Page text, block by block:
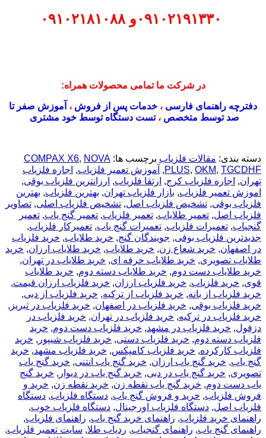
۰۹۱۰۲۱۹۱۳۳۰ و ۰۹۱۰۲۱۸۱۰۸۸
در شرکت ما تمامی محصولات همراه:
دفترچه راهنمای فارسی ، خدمات پس از فروش ، آموزش صفر تا
صد توسط متخصص ،تست دستگاه توسط خود مشتری
دسته بندی: مقالات فلزیاب برچسب ها: COMPAX X6, NOVA
PLUS, OKM, TGCDHF
, آموزش تعمیر فلزیاب, اجاره فلزیاب
تهران, اجاره فلزیاب کرج, ارتقا فلزیاب, ارزانترین فلزیاب بوقی,
اموزش تعمیر فلزیاب, بازار فلزیاب تهران, بهترین فلزیاب, بهترین
فلزیاب بوقی, تشخیص فلزیاب اصل, تشخیص فلزیاب اصلی, تصاویر
فلزیاب اصل, تعمیر طلایاب, تعمیر فلزیاب, تعمیر گنج یاب, تعمیر
گنجیاب, تعمیرات فلزیاب, تعمیرات گنج یاب, تعمیرکار فلزیاب,
جدیدترین فلزیاب بوقی, جویندگان گنج, خريد طلاياب, خريد فلزياب
در اصفهان, خرید شعاع زن, خرید طلایاب, خرید طلایاب ارزان, خرید
طلایاب تصویری, خرید طلایاب حرفه ای, خرید طلایاب در تهران,
خرید طلایاب دست دوم, خرید طلایاب دسته دوم, خرید طلایاب
قوی, خرید فلزیاب, خرید فلزیاب ارزان, خرید فلزیاب ارزان قیمت,
خرید فلزیاب از بانه, خرید فلزیاب از ترکیه, خرید فلزیاب از دبی,
خرید فلزیاب بوقی, خرید فلزیاب در اصفهان, خرید فلزیاب در تبریز ,
خرید فلزیاب در ترکیه, خرید فلزیاب در تهران, خرید فلزیاب در
دزفول, خرید فلزیاب در مشهد, خرید فلزیاب دست دوم, خرید
فلزیاب دسته دوم, خرید فلزیاب دستی, خرید فلزیاب شیپور , خرید
فلزیاب کارکرده, خرید فلزیاب کامپکس, خرید فلزیاب مشهد, خرید
گنج یاب, خرید گنج یاب ارزان, خرید گنج یاب انتنی, خرید گنج یاب
تصویری, خرید گنج یاب در دبی, خرید گنج یاب در دیوار , خرید گنج
یاب دست دوم, خرید گنج یاب نقطه زن, خرید نقطه زن, خرید و
فروش فلزیاب, خرید و فروش گنج یاب, دستگاه فلزیاب, دستگاه
فلزیاب اصل, دستگاه فلزیاب اورجینال, دستگاه فلزیاب خوب,
راهنمای خرید فلزیاب, راهنمای خرید گنج یاب, راهنمای فلزیاب,
راهنمای گنج یاب, راهنمای گنجیاب, ردیاب طلا, سایت تعمیر فلزیاب,